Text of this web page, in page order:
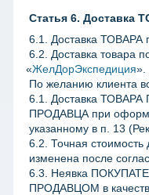
Статья 6. Доставка
6.1. Доставка ТОВАРА
6.2. Доставка товара
«ЖелДорЭкспедиция».
По желанию клиента
6.1. Доставка
ПРОДАВЦА при
указанному в п. 13 (
6.2. Точная
изменена после
6.3. Неявка
ПРОДАВЦОМ в